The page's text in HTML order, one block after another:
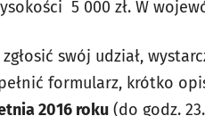
5 000 zł. W
zgłosić swój udział,
formularz, krótko
2016 roku (do godz.